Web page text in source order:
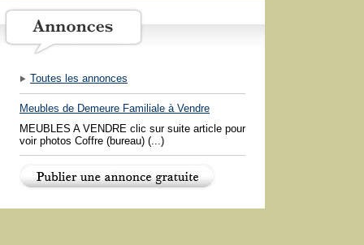
Toutes les annonces
Meubles de Demeure Familiale à Vendre
MEUBLES A VENDRE clic sur suite article pour
voir photos Coffre (bureau) (...)